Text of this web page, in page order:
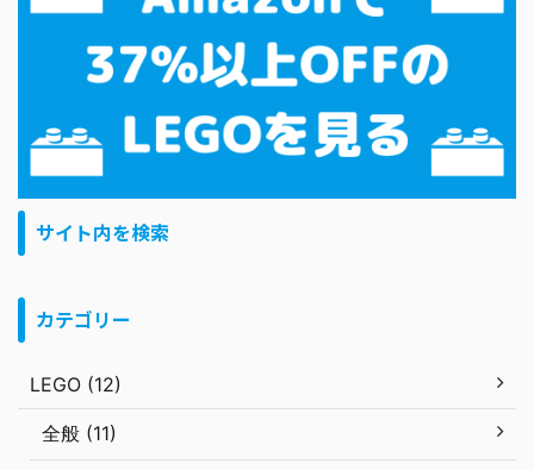
サイト内を検索
カテゴリー
LEGO (12)
全般 (11)